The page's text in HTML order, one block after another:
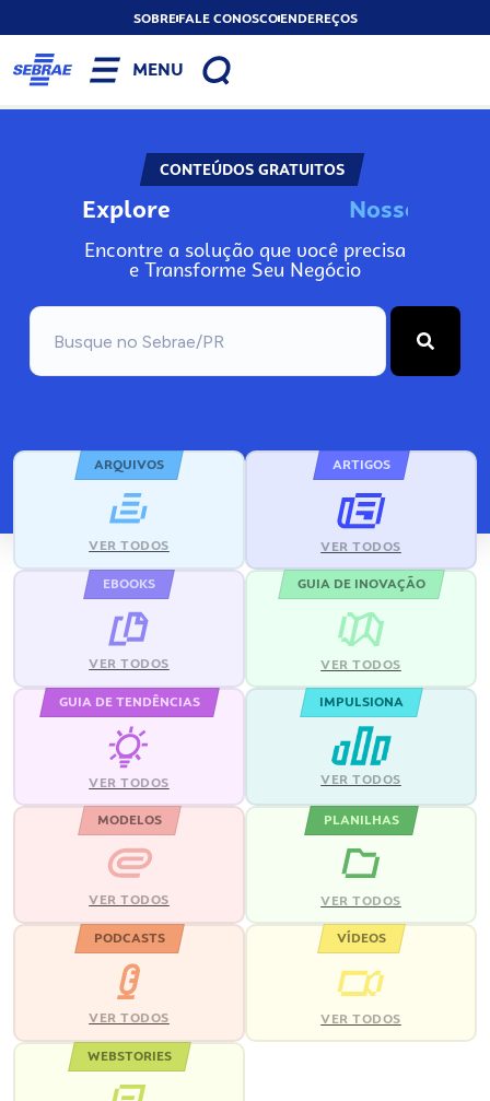
SOBREFALE CONOSCOENDEREÇOS
MENU
CONTEÚDOS GRATUITOS
Explore No
Encontre a solução que você precisa
e Transforme Seu Negócio
ARQUIVOS
VER TODOS
ARTIGOS
VER TODOS
EBOOKS
VER TODOS
GUIA DE INOVAÇÃO
VER TODOS
GUIA DE TENDÊNCIAS
VER TODOS
IMPULSIONA
VER TODOS
MODELOS
VER TODOS
PLANILHAS
VER TODOS
PODCASTS
VER TODOS
VÍDEOS
VER TODOS
WEBSTORIES